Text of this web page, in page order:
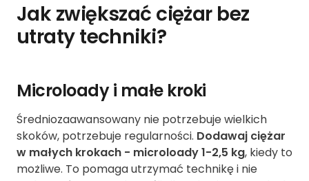
Jak zwiększać ciężar bez
utraty techniki?
Microloady i małe kroki
Średniozaawansowany nie potrzebuje wielkich
skoków, potrzebuje regularności. Dodawaj ciężar
w małych krokach - microloady 1-2,5 kg, kiedy to
możliwe. To pomaga utrzymać technikę i nie